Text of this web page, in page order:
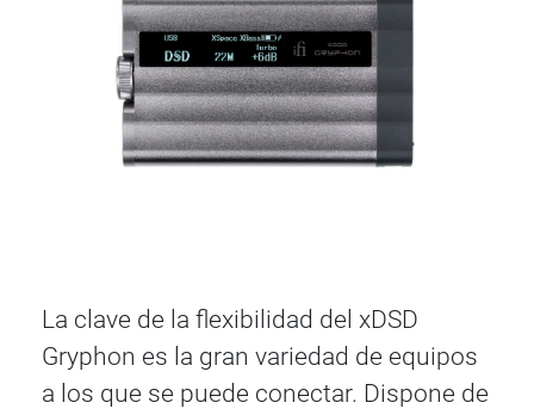
La clave de la flexibilidad del xDSD
Gryphon es la gran variedad de equipos
a los que se puede conectar. Dispone de